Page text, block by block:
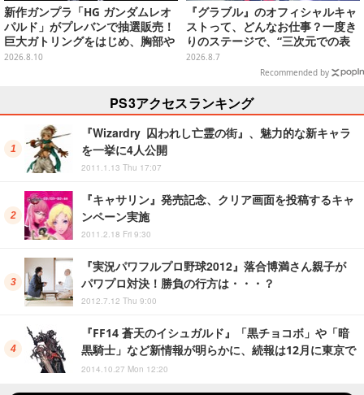
新作ガンプラ「HG ガンダムレオ
パルド」がプレバンで抽選販売！
巨大ガトリングをはじめ、胸部や
肩にも武装搭載の重火力モビルス
2026.8.10
『グラブル』のオフィシャルキャ
ストって、どんなお仕事？一度き
りのステージで、“三次元での表
現”に全力を懸けるキャスト陣の
舞台裏【インタビュー】
2026.8.7
Recommended by
PS3アクセスランキング
『Wizardry 囚われし亡霊の街』、魅力的な新キャラ
を一挙に4人公開
2011.1.13 Thu 17:07
『キャサリン』発売記念、クリア画面を投稿するキャ
ンペーン実施
2011.2.18 Fri 9:30
『実況パワフルプロ野球2012』落合博満さん親子が
パワプロ対決！勝負の行方は・・・？
2012.7.12 Thu 9:00
『FF14 蒼天のイシュガルド』「黒チョコボ」や「暗
黒騎士」など新情報が明らかに、続報は12月に東京で
2014.10.27 Mon 12:20